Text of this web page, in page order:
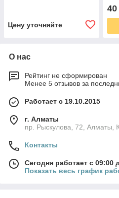
Цену уточняйте
40
О нас
Рейтинг не сформирован
Менее 5 отзывов за
Работает с 19.10.2015
г. Алматы
пр. Рыскулова, 72, Алматы,
Контакты
Сегодня работает с 09:00
Показать весь график